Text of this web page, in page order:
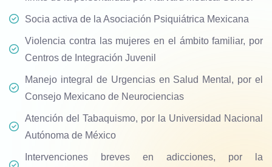
Socia activa de la Asociación Psiquiátrica Mexicana
Violencia contra las mujeres en el ámbito familiar, por
Centros de Integración Juvenil
Manejo integral de Urgencias en Salud Mental, por el
Consejo Mexicano de Neurociencias
Atención del Tabaquismo, por la Universidad Nacional
Autónoma de México
Intervenciones breves en adicciones, por la